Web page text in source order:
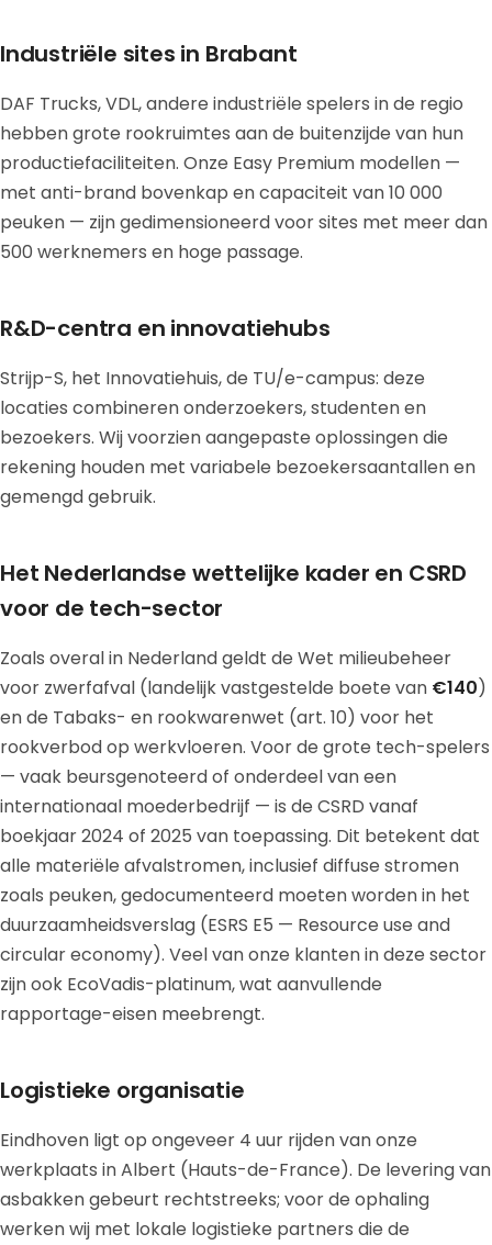
Industriële sites in Brabant
DAF Trucks, VDL, andere industriële spelers in de regio
hebben grote rookruimtes aan de buitenzijde van hun
productiefaciliteiten. Onze Easy Premium modellen —
met anti-brand bovenkap en capaciteit van 10 000
peuken — zijn gedimensioneerd voor sites met meer dan
500 werknemers en hoge passage.
R&D-centra en innovatiehubs
Strijp-S, het Innovatiehuis, de TU/e-campus: deze
locaties combineren onderzoekers, studenten en
bezoekers. Wij voorzien aangepaste oplossingen die
rekening houden met variabele bezoekersaantallen en
gemengd gebruik.
Het Nederlandse wettelijke kader en CSRD
voor de tech-sector
Zoals overal in Nederland geldt de Wet milieubeheer
voor zwerfafval (landelijk vastgestelde boete van €140)
en de Tabaks- en rookwarenwet (art. 10) voor het
rookverbod op werkvloeren. Voor de grote tech-spelers
— vaak beursgenoteerd of onderdeel van een
internationaal moederbedrijf — is de CSRD vanaf
boekjaar 2024 of 2025 van toepassing. Dit betekent dat
alle materiële afvalstromen, inclusief diffuse stromen
zoals peuken, gedocumenteerd moeten worden in het
duurzaamheidsverslag (ESRS E5 — Resource use and
circular economy). Veel van onze klanten in deze sector
zijn ook EcoVadis-platinum, wat aanvullende
rapportage-eisen meebrengt.
Logistieke organisatie
Eindhoven ligt op ongeveer 4 uur rijden van onze
werkplaats in Albert (Hauts-de-France). De levering van
asbakken gebeurt rechtstreeks; voor de ophaling
werken wij met lokale logistieke partners die de